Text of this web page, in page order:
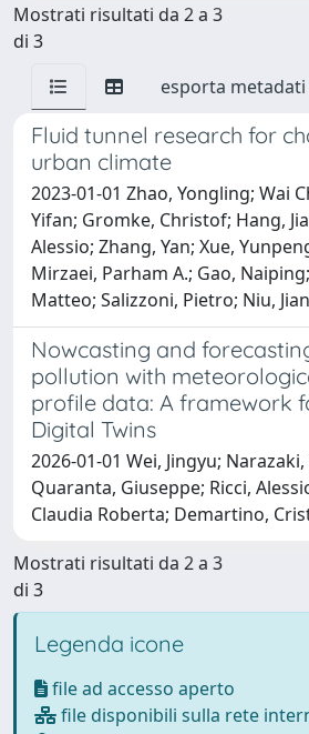
Mostrati risultati da 2 a 3
di 3
esporta metadati
Fluid tunnel research for
urban climate
2023-01-01 Zhao, Yongling; Wai
Yifan; Gromke, Christof; Hang,
Alessio; Zhang, Yan; Xue,
Mirzaei, Parham A.; Gao,
Matteo; Salizzoni, Pietro; Niu,
Nowcasting and
pollution with
profile data: A framework
Digital Twins
2026-01-01 Wei, Jingyu;
Quaranta, Giuseppe; Ricci,
Claudia Roberta; Demartino,
Mostrati risultati da 2 a 3
di 3
Legenda icone
file ad accesso aperto
file disponibili sulla rete